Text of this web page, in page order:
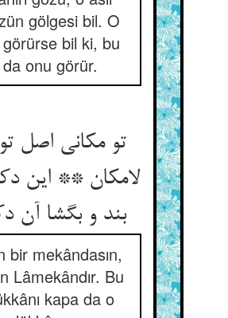
gölgesi bil. O
bil ki, bu
da onu görür.
تو مکانی اصل
لامکان ** این
بند و بگشا آن
bir mekândasın,
Lâmekândır. Bu
kapa da o